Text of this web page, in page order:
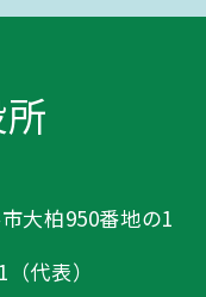
大柏950番地の1
代表）